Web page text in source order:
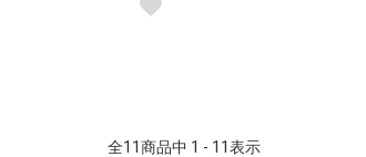
全11商品中 1 - 11表示